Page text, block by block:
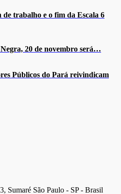
trabalho e o fim da Escala 6
20 de novembro será…
Públicos do Pará reivindicam
Sumaré São Paulo - SP - Brasil